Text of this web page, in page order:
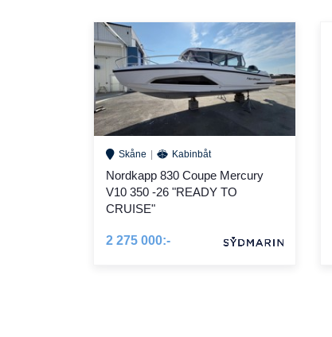
Skåne Kabinbåt
Nordkapp 830 Coupe Mercury
V10 350 -26 "READY TO
CRUISE"
2 275 000:-